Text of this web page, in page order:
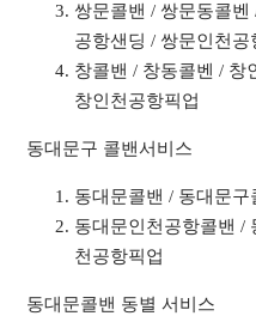
쌍문콜밴 / 쌍문동콜
공항샌딩 / 쌍문인천공
창콜밴 / 창동콜벤 / 창
창인천공항픽업
동대문구 콜밴서비스
동대문콜밴 / 동대문구
동대문인천공항콜밴 /
천공항픽업
동대문콜밴 동별 서비스